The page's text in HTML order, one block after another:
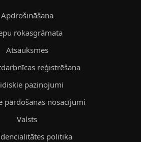
Apdrošināšana
rokasgrāmata
Atsauksmes
reģistrēšana
paziņojumi
pārdošanas nosacījumi
Valsts
politika